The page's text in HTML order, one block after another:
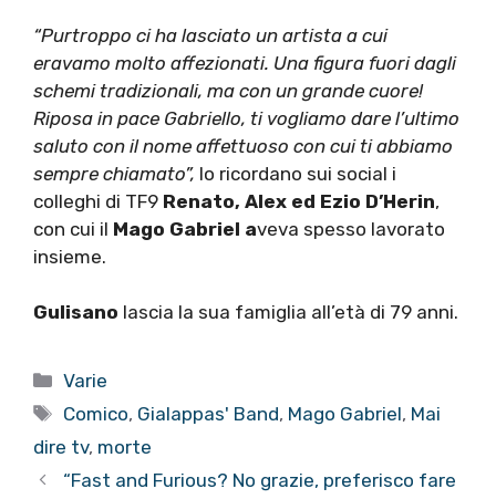
“Purtroppo ci ha lasciato un artista a cui
eravamo molto affezionati. Una figura fuori dagli
schemi tradizionali, ma con un grande cuore!
Riposa in pace Gabriello, ti vogliamo dare l’ultimo
saluto con il nome affettuoso con cui ti abbiamo
sempre chiamato”, lo ricordano sui social i
colleghi di TF9 Renato, Alex ed Ezio D’Herin,
con cui il Mago Gabriel aveva spesso lavorato
insieme.
Gulisano lascia la sua famiglia all’età di 79 anni.
Categorie
Varie
Tag
Comico, Gialappas' Band, Mago Gabriel, Mai
dire tv, morte
“Fast and Furious? No grazie, preferisco fare